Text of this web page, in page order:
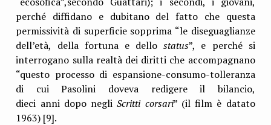
perché diffidano e dubitano del fatto che questa
permissività di superficie sopprima “le diseguaglianze
dell’età, della fortuna e dellostatus”, e perché si
interrogano sulla realtà dei diritti che accompagnano
“questo processo di espansione-consumo-tolleranza
di cui Pasolini doveva redigere il bilancio,
dieci anni dopo negliScritti corsari” (il film è datato
1963) [9].